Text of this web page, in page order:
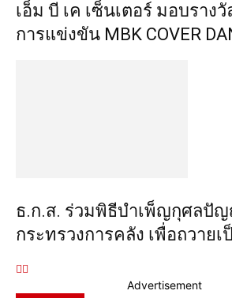
เอ็ม บี เค เซ็นเตอร์ มอบราง
การแข่งขัน MBK COVER
ธ.ก.ส. ร่วมพิธีบำเพ็ญกุศลปั
กระทรวงการคลัง เพื่อถวาย
Advertisement